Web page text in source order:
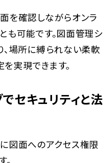
を確認しながらオンラ
も可能です。図面管理シ
、場所に縛られない柔軟
実現できます。
セキュリティと法
図面へのアクセス権限